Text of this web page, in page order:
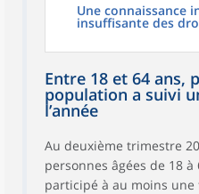
Une connaissance
insuffisante des
Entre 18 et 64 ans,
population a suivi
l’année
Au deuxième trimestre
personnes âgées de 18
participé à au moins